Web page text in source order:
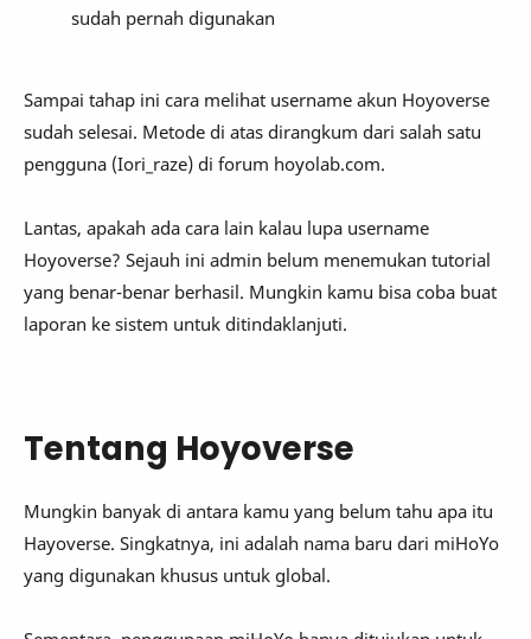
sudah pernah digunakan
Sampai tahap ini cara melihat username akun Hoyoverse
sudah selesai. Metode di atas dirangkum dari salah satu
pengguna (Iori_raze) di forum hoyolab.com.
Lantas, apakah ada cara lain kalau lupa username
Hoyoverse? Sejauh ini admin belum menemukan tutorial
yang benar-benar berhasil. Mungkin kamu bisa coba buat
laporan ke sistem untuk ditindaklanjuti.
Tentang Hoyoverse
Mungkin banyak di antara kamu yang belum tahu apa itu
Hayoverse. Singkatnya, ini adalah nama baru dari miHoYo
yang digunakan khusus untuk global.